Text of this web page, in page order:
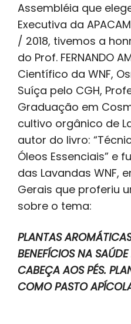
Assembléia que
Executiva da
/ 2018, tivemos a
do Prof. FERNANDO
Científico da WNF,
Suíça pelo CGH,
Graduação em
cultivo orgânico de
autor do livro:
Óleos Essenciais” e
das Lavandas WNF,
Gerais que proferiu
sobre o tema:
PLANTAS
BENEFÍCIOS NA
CABEÇA AOS PÉS.
COMO PASTO